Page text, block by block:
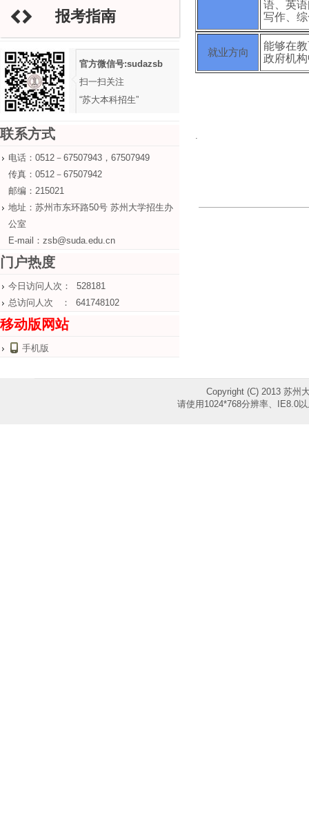
H 报考指南
官方微信号:sudazsb
扫一扫关注
“苏大本科招生”
联系方式
电话：0512－67507943，67507949
传真：0512－67507942
邮编：215021
地址：苏州市东环路50号 苏州大学招生办
公室
E-mail：zsb@suda.edu.cn
门户热度
今日访问人次： 528181
总访问人次 ： 641748102
移动版网站
手机版
语、英
写作、
就业方向
能够在
政府机
.
Copyright (C) 2013 苏州
请使用1024*768分辨率、IE8.0